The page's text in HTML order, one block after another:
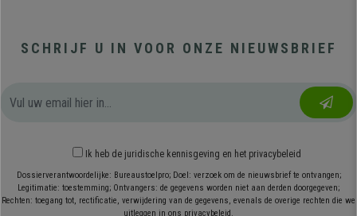
SCHRIJF U IN VOOR ONZE NIEUWSBRIEF
Ik heb de juridische kennisgeving en het privacybeleid
Dossierverantwoordelijke: Bureaustoelpro; Doel: verzoek om de nieuwsbrief te ontvangen;
Legitimatie: toestemming; Ontvangers: de gegevens worden niet aan derden doorgegeven;
Rechten: toegang tot, rectificatie, verwijdering van de gegevens, evenals de overige rechten die we
uitleggen in ons privacybeleid.